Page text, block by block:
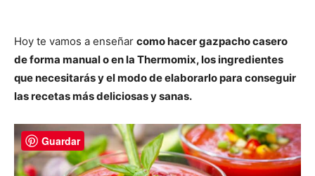
Hoy te vamos a enseñar como hacer gazpacho casero
de forma manual o en la Thermomix, los ingredientes
que necesitarás y el modo de elaborarlo para conseguir
las recetas más deliciosas y sanas.
Guardar